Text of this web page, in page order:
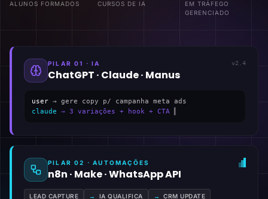
ALUNOS FORMADOS CURSOS DE IA
EM TRÁFEGO
GERENCIADO
PILAR 01 · IA
ChatGPT · Claude · Manus
v2.4
user → gere copy p/ campanha meta ads
claude → 3 variações + hook + CTA
PILAR 02 · AUTOMAÇÕES
n8n · Make · WhatsApp API
LEAD CAPTURE → IA QUALIFICA → CRM UPDATE